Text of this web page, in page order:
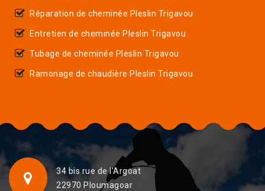
Réparation de cheminée Pleslin Trigavou
Entretien de cheminée Pleslin Trigavou
Tubage de cheminée Pleslin Trigavou
Ramonage de chaudière Pleslin Trigavou
34 bis rue de l'Argoat
22970 Ploumagoar